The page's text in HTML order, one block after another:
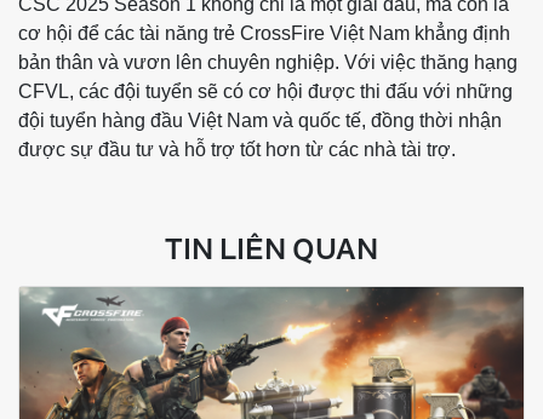
CSC 2025 Season 1 không chỉ là một giải đấu, mà còn là
cơ hội để các tài năng trẻ CrossFire Việt Nam khẳng định
bản thân và vươn lên chuyên nghiệp. Với việc thăng hạng
CFVL, các đội tuyển sẽ có cơ hội được thi đấu với những
đội tuyển hàng đầu Việt Nam và quốc tế, đồng thời nhận
được sự đầu tư và hỗ trợ tốt hơn từ các nhà tài trợ.
TIN LIÊN QUAN